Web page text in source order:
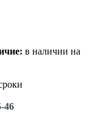
в наличии на
46